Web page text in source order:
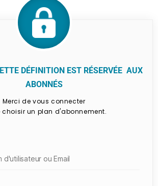
DÉFINITION EST RÉSERVÉE AUX
ABONNÉS
Merci de vous connecter
choisir un plan d'abonnement.